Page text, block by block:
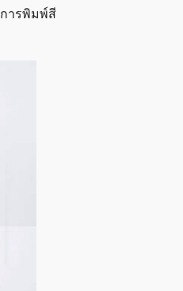
ารพิมพ์สี